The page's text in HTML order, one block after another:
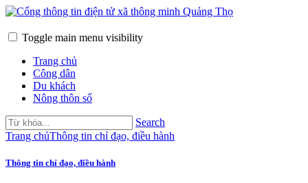
Toggle main menu visibility
Trang chủ
Công dân
Du khách
Nông thôn số
Search
Trang chủThông tin chỉ đạo, điều hành
Thông tin chỉ đạo, điều hành